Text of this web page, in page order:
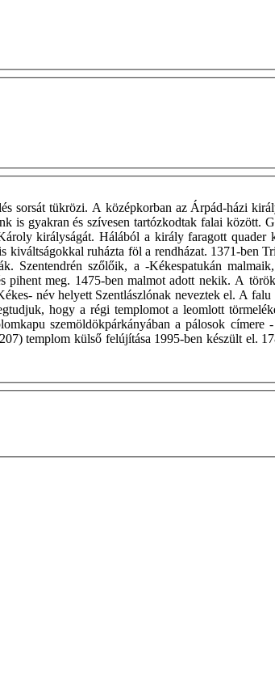
sorsát tükrözi. A középkorban az Árpád-házi
is gyakran és szívesen tartózkodtak falai
királyságát. Hálából a király faragott
ruházta föl a rendházat. 1371-ben
Szentendrén szőlőik, a -Kékespatukán
pihent meg. 1475-ben malmot adott nekik. A
név helyett Szentlászlónak neveztek el. A
hogy a régi templomot a leomlott
szemöldökpárkányában a pálosok
templom külső felújítása 1995-ben készült el.